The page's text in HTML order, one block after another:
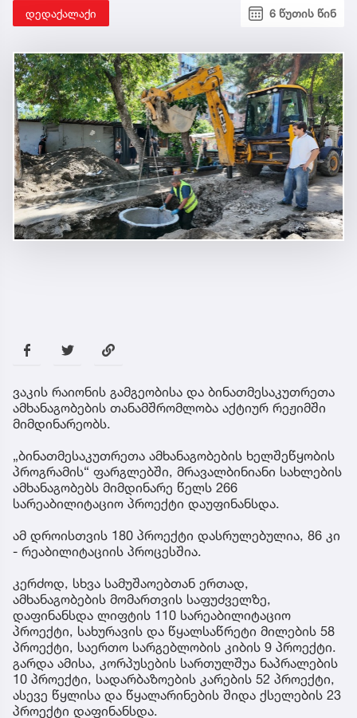
დედაქალაქი 6 წუთის წინ
ვაკის რაიონის გამგეობისა და ბინათმესაკუთრეთა
ამხანაგობების თანამშრომლობა აქტიურ რეჟიმში
მიმდინარეობს.
„ბინათმესაკუთრეთა ამხანაგობების ხელშეწყობის
პროგრამის“ ფარგლებში, მრავალბინიანი სახლების
ამხანაგობებს მიმდინარე წელს 266
სარეაბილიტაციო პროექტი დაუფინანსდა.
ამ დროისთვის 180 პროექტი დასრულებულია, 86 კი
- რეაბილიტაციის პროცესშია.
კერძოდ, სხვა სამუშაოებთან ერთად,
ამხანაგობების მომართვის საფუძველზე,
დაფინანსდა ლიფტის 110 სარეაბილიტაციო
პროექტი, სახურავის და წყალსაწრეტი მილების 58
პროექტი, საერთო სარგებლობის კიბის 9 პროექტი.
გარდა ამისა, კორპუსების სართულშუა ნაპრალების
10 პროექტი, სადარბაზოების კარების 52 პროექტი,
ასევე წყლისა და წყალარინების შიდა ქსელების 23
პროექტი დაფინანსდა.